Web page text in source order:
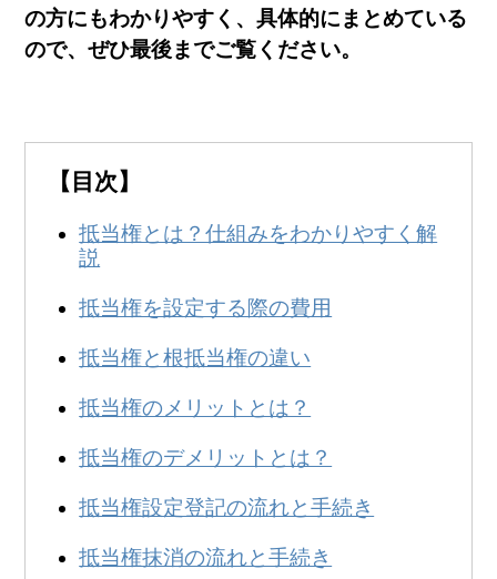
簡単査定 売却相談
0120-250-094
の方にもわかりやすく、具体的にまとめている
ので、ぜひ最後までご覧ください。
【目次】
抵当権とは？仕組みをわかりやすく解
説
抵当権を設定する際の費用
抵当権と根抵当権の違い
抵当権のメリットとは？
抵当権のデメリットとは？
抵当権設定登記の流れと手続き
抵当権抹消の流れと手続き